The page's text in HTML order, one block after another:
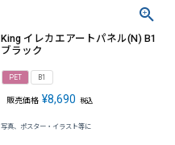
King イレカエアートパネル(N) B1
ブラック
PET B1
販売価格 ¥8,690 税込
写真、ポスター・イラスト等に